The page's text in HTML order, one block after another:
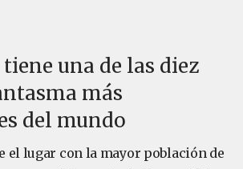
tiene una de las diez
más
del mundo
el lugar con la mayor población de